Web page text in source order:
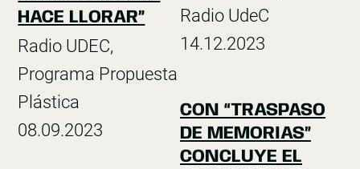
HACE LLORAR”
Radio UDEC,
Programa Propuesta
Plástica
08.09.2023
Radio UdeC
14.12.2023
CON “TRASPASO
DE MEMORIAS”
CONCLUYE EL